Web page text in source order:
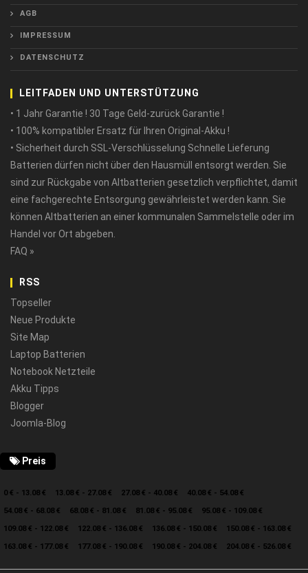
AGB
IMPRESSUM
DATENSCHUTZ
LEITFADEN UND UNTERSTÜTZUNG
• 1 Jahr Garantie ! 30 Tage Geld-zurück Garantie !
• 100% kompatibler Ersatz für Ihren Original-Akku !
• Sicherheit durch SSL-Verschlüsselung Schnelle Lieferung
Batterien dürfen nicht über den Hausmüll entsorgt werden. Sie
sind zur Rückgabe von Altbatterien gesetzlich verpflichtet, damit
eine fachgerechte Entsorgung gewährleistet werden kann. Sie
können Altbatterien an einer kommunalen Sammelstelle oder im
Handel vor Ort abgeben.
FAQ »
RSS
Topseller
Neue Produkte
Site Map
Laptop Batterien
Notebook Netzteile
Akku Tipps
Blogger
Joomla-Blog
Preis
0 € - 13.08 € 13.08 € - 27.08 € 27.08 € - 40.08 €
40.08 € - 54.08 €
54.08 € - 68.08 €
68.08 € - 81.08 € 81.08 € - 95.08 €
95.08 € - 109.08 €
109.08 € - 122.08 €
122.08 € - 136.08 € 136.08 € - 150.08 €
150.08 € - 163.08 €
163.08 € - 177.08 €
177.08 € - 190.08 € 190.08 € - 204.08 € 204.08 € - 526.08 €